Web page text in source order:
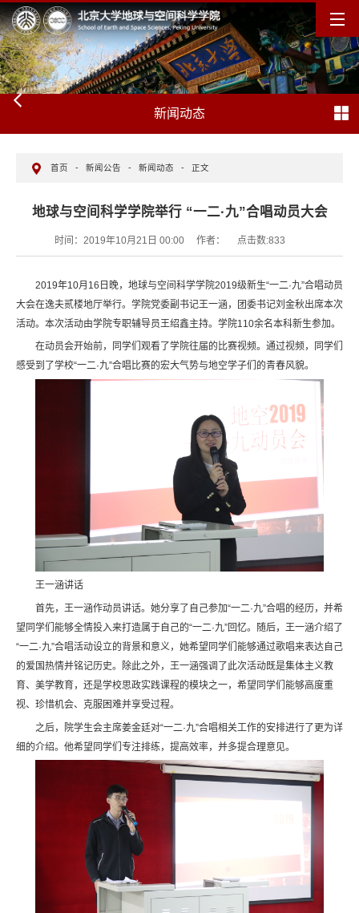
新闻动态
首页 - 新闻公告 - 新闻动态 - 正文
地球与空间科学学院举行 “一二·九”合唱动员大会
时间：2019年10月21日 00:00 作者： 点击数:833
2019年10月16日晚，地球与空间科学学院2019级新生“一二·九”合唱动员
大会在逸夫贰楼地厅举行。学院党委副书记王一涵，团委书记刘金秋出席本次
活动。本次活动由学院专职辅导员王绍鑫主持。学院110余名本科新生参加。
在动员会开始前，同学们观看了学院往届的比赛视频。通过视频，同学们
感受到了学校“一二·九”合唱比赛的宏大气势与地空学子们的青春风貌。
王一涵讲话
首先，王一涵作动员讲话。她分享了自己参加“一二·九”合唱的经历，并希
望同学们能够全情投入来打造属于自己的“一二·九”回忆。随后，王一涵介绍了
“一二·九”合唱活动设立的背景和意义，她希望同学们能够通过歌唱来表达自己
的爱国热情并铭记历史。除此之外，王一涵强调了此次活动既是集体主义教
育、美学教育，还是学校思政实践课程的模块之一，希望同学们能够高度重
视、珍惜机会、克服困难并享受过程。
之后，院学生会主席姜金廷对“一二·九”合唱相关工作的安排进行了更为详
细的介绍。他希望同学们专注排练，提高效率，并多提合理意见。